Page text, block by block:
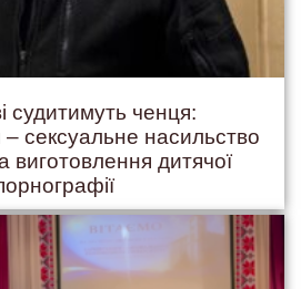
судитимуть ченця:
сексуальне насильство
виготовлення дитячої